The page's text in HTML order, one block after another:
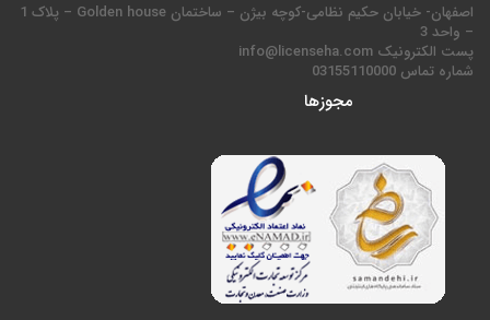
اصفهان- خیابان حکیم نظامی-کوچه بیژن – ساختمان Golden house – پلاک 1
– واحد 3
پست الکترونیک info@licenseha.com
شماره تماس 03155110000
مجوزها